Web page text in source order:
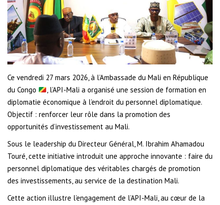
Ce vendredi 27 mars 2026, à l’Ambassade du Mali en République
du Congo
, l’API-Mali a organisé une session de formation en
diplomatie économique à l’endroit du personnel diplomatique.
Objectif : renforcer leur rôle dans la promotion des
opportunités d’investissement au Mali.
Sous le leadership du Directeur Général, M. Ibrahim Ahamadou
Touré, cette initiative introduit une approche innovante : faire du
personnel diplomatique des véritables chargés de promotion
des investissements, au service de la destination Mali.
Cette action illustre l’engagement de l’API-Mali, au cœur de la